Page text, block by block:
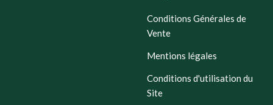
Conditions Générales de
Vente
Mentions légales
Conditions d'utilisation du
Site